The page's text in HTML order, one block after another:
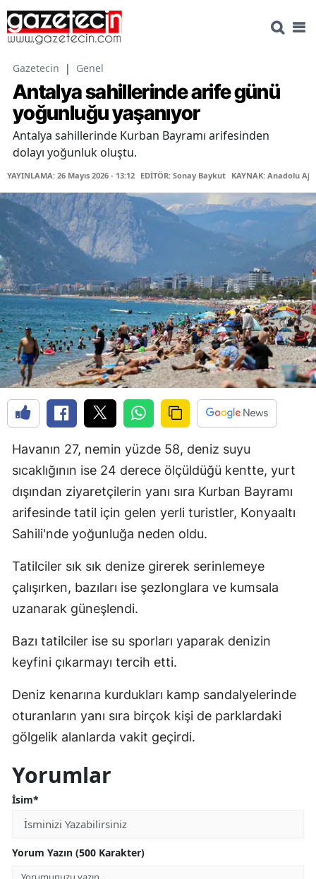
Gazetecin | Genel
Antalya sahillerinde arife günü
yoğunluğu yaşanıyor
Antalya sahillerinde Kurban Bayramı arifesinden
dolayı yoğunluk oluştu.
YAYINLAMA: 26 Mayıs 2026 - 13:12 EDİTÖR: Sonay Baykut KAYNAK: Anadolu
Havanın 27, nemin yüzde 58, deniz suyu
sıcaklığının ise 24 derece ölçüldüğü kentte, yurt
dışından ziyaretçilerin yanı sıra Kurban Bayramı
arifesinde tatil için gelen yerli turistler, Konyaaltı
Sahili'nde yoğunluğa neden oldu.
Tatilciler sık sık denize girerek serinlemeye
çalışırken, bazıları ise şezlonglara ve kumsala
uzanarak güneşlendi.
Bazı tatilciler ise su sporları yaparak denizin
keyfini çıkarmayı tercih etti.
Deniz kenarına kurdukları kamp sandalyelerinde
oturanların yanı sıra birçok kişi de parklardaki
gölgelik alanlarda vakit geçirdi.
Yorumlar
İsim*
Yorum Yazın (500 Karakter)